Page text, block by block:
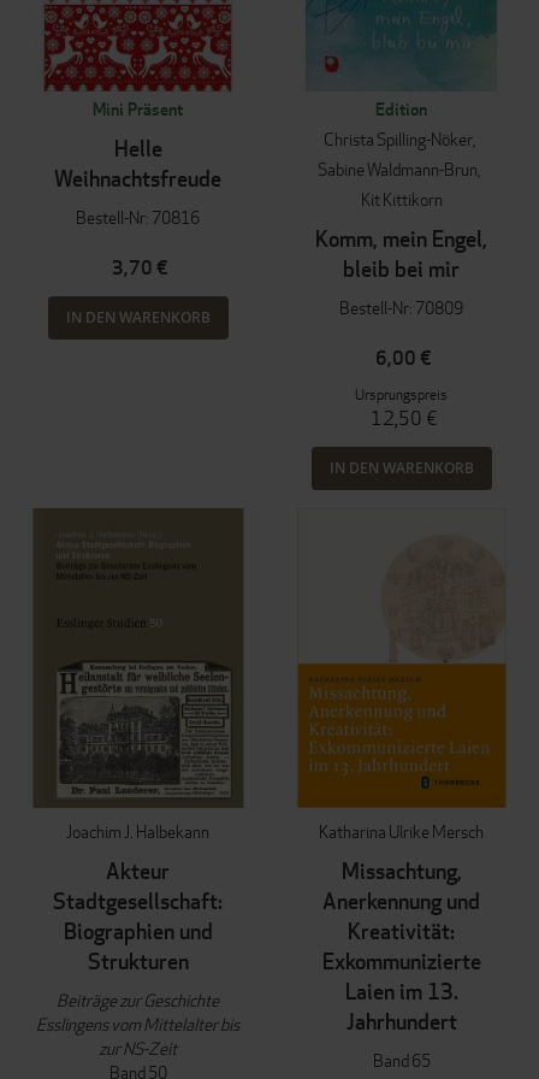
Mini Präsent
Helle
Weihnachtsfreude
Bestell-Nr: 70816
3,70 €
IN DEN WARENKORB
Edition
Christa Spilling-Nöker
Sabine Waldmann-Brun
Kit Kittikorn
Komm, mein Engel,
bleib bei mir
Bestell-Nr: 70809
6,00 €
Ursprungspreis
12,50 €
IN DEN WARENKORB
Joachim J. Halbekann
Akteur
Stadtgesellschaft:
Biographien und
Strukturen
Beiträge zur Geschichte
Esslingens vom Mittelalter bis
zur NS-Zeit
Band 50
Katharina Ulrike Mersch
Missachtung,
Anerkennung und
Kreativität:
Exkommunizierte
Laien im 13.
Jahrhundert
Band 65